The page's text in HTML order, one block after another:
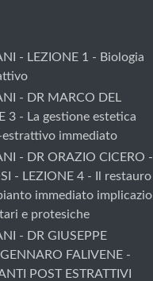
- LEZIONE 1 - Biologia
- DR MARCO DEL
3 - La gestione estetica
estrattivo immediato
- DR ORAZIO CICERO -
- LEZIONE 4 - Il restauro
immediato
e protesiche
- DR GIUSEPPE
FALIVENE -
POST ESTRATTIVI